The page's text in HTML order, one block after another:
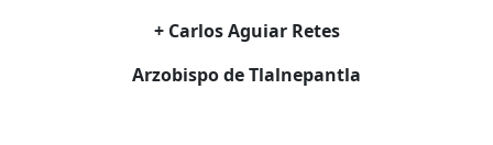
+ Carlos Aguiar Retes
Arzobispo de Tlalnepantla